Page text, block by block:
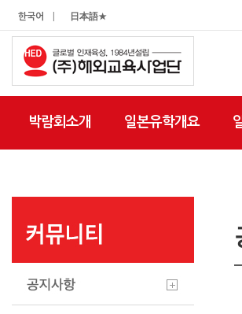
한국어 日本語★
박람회소개 일본유학개요